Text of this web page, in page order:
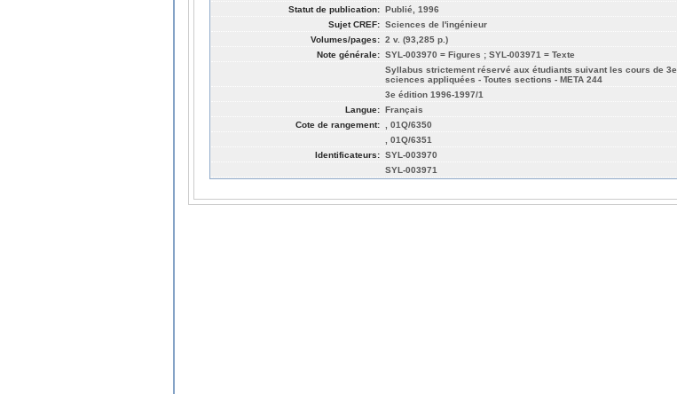
Statut de publication: Publié, 1996
Sujet CREF: Sciences de l'ingénieur
Volumes/pages: 2 v. (93,285 p.)
Note générale: SYL-003970 = Figures ; SYL-003971 = Texte
Syllabus strictement réservé aux étudiants suivant les cours de 3e
sciences appliquées - Toutes sections - META 244
3e édition 1996-1997/1
Langue: Français
Cote de rangement:
, 01Q/6350
, 01Q/6351
Identificateurs: SYL-003970
SYL-003971